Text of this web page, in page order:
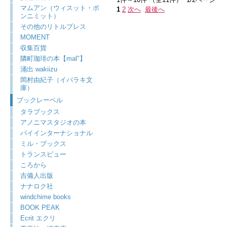
マムアン（ウィスット・ポ
ンニミット）
その他のリトルプレス
MOMENT
収集百貨
隣町珈琲の本【mal"】
涌出 wakiizu
岡村由紀子（イバラキ文
庫）
ブックレーベル
タラブックス
アノニマスタジオの本
パイインターナショナル
ミル・ブックス
トランスビュー
ころから
吉備人出版
ナナロク社
windchime books
BOOK PEAK
Ecrit エクリ
1 2 次へ 最後へ